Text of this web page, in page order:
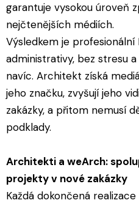
garantuje vysokou úroveň
nejčtenějších médiích.
Výsledkem je profesionální
administrativy, bez stresu
navíc. Architekt získá
jeho značku, zvyšují jeho
zakázky, a přitom nemusí
podklady.
Architekti a weArch:
projekty v nové zakázky
Každá dokončená